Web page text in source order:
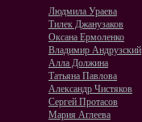
Людмила Ураева
Тилек Джанузаков
Оксана Ермоленко
Владимир Андрузский
Алла Должина
Татьяна Павлова
Александр Чистяков
Сергей Протасов
Мария Аглеева